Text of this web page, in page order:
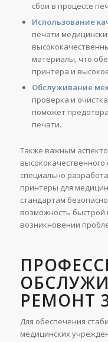
сбои в процессе
Использование
печати
материалы, что
принтера и
Обслуживание
проверка и
поможет
печати.
Также важным
специально
принтеры для
стандартам
возможность быстрой
возникновении
РЕМОНТ
Для обеспечения
медицинских